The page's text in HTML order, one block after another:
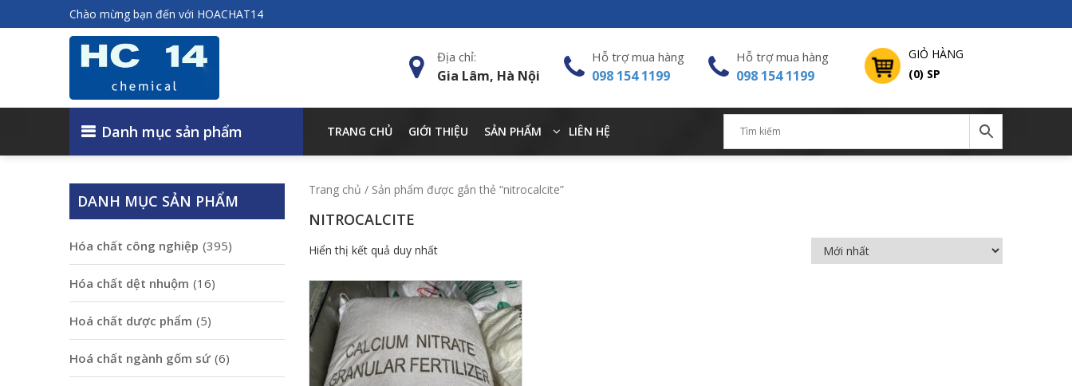
Chào mừng bạn đến với HOACHAT14
GIỎ HÀNG
(0) SP
Địa chỉ:
Gia Lâm, Hà Nội
Hỗ trợ mua hàng
098 154 1199
Hỗ trợ mua hàng
098 154 1199
Danh mục sản phẩm TRANG CHỦ GIỚI THIỆU SẢN PHẨM LIÊN HỆ
Trang chủ / Sản phẩm được gắn thẻ “nitrocalcite”
NITROCALCITE
Hiển thị kết quả duy nhất
DANH MỤC SẢN PHẨM
Hóa chất công nghiệp (395)
Hóa chất dệt nhuộm (16)
Hoá chất dược phẩm (5)
Hoá chất ngành gốm sứ (6)